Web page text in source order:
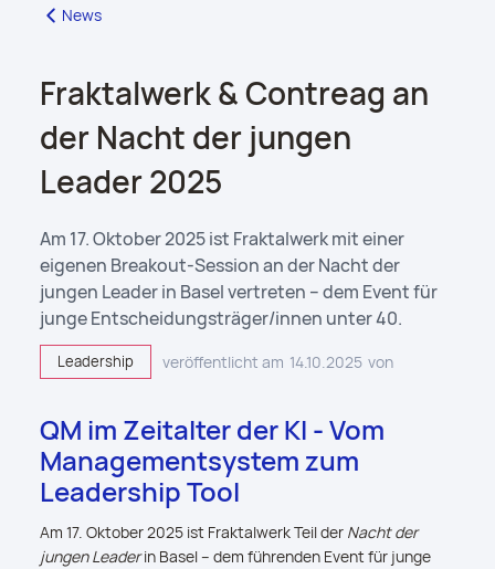
News
Fraktalwerk & Contreag an
der Nacht der jungen
Leader 2025
Am 17. Oktober 2025 ist Fraktalwerk mit einer
eigenen Breakout-Session an der Nacht der
jungen Leader in Basel vertreten – dem Event für
junge Entscheidungsträger/innen unter 40.
Leadership veröffentlicht am 14.10.2025 von
QM im Zeitalter der KI - Vom
Managementsystem zum
Leadership Tool
Am 17. Oktober 2025 ist Fraktalwerk Teil der Nacht der
jungen Leaderin Basel – dem führenden Event für junge